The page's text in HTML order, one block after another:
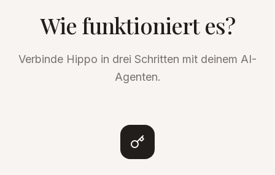
Wie funktioniert es?
Verbinde Hippo in drei Schritten mit deinem AI-
Agenten.